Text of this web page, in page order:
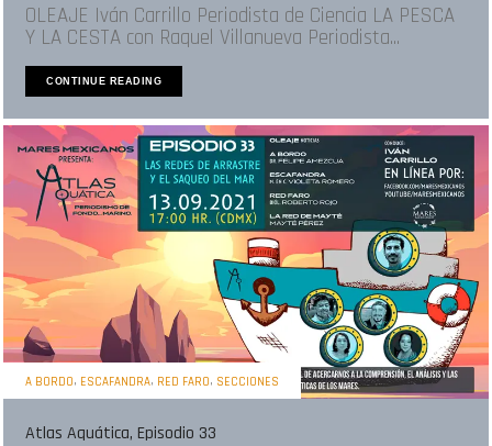
OLEAJE Iván Carrillo Periodista de Ciencia LA PESCA
Y LA CESTA con Raquel Villanueva Periodista...
CONTINUE READING
A BORDO, ESCAFANDRA, RED FARO, SECCIONES
Atlas Aquática, Episodio 33